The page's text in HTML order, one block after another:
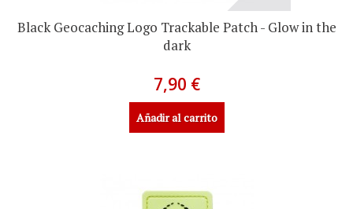
Black Geocaching Logo Trackable Patch - Glow in the
dark
7,90 €
Añadir al carrito